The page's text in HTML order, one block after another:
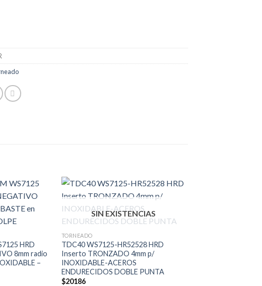
HRD
8mm radio
–
SIN EXISTENCIAS
TORNEADO
TDC40 WS7125-HR52528 HRD
Inserto TRONZADO 4mm p/
INOXIDABLE-ACEROS
ENDURECIDOS DOBLE PUNTA
$20186